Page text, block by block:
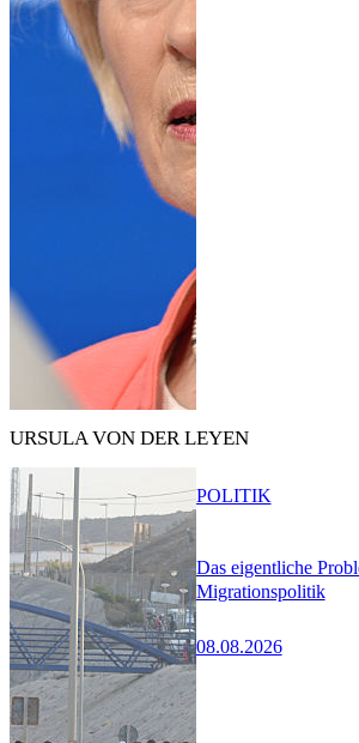
URSULA VON DER LEYEN
Das eigentliche
Migrationspolitik
08.08.2026
POLITIK